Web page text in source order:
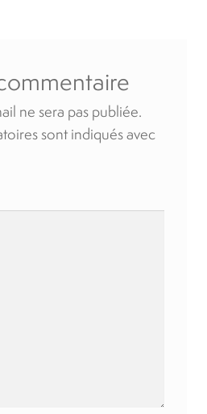
ne sera pas publiée.
sont indiqués avec